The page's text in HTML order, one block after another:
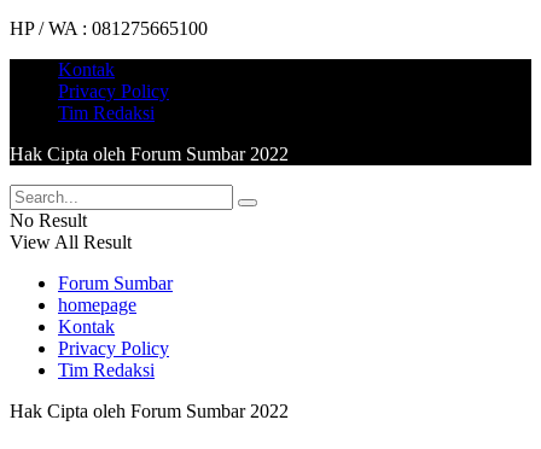
HP / WA : 081275665100
Kontak
Privacy Policy
Tim Redaksi
Hak Cipta oleh Forum Sumbar 2022
No Result
View All Result
Forum Sumbar
homepage
Kontak
Privacy Policy
Tim Redaksi
Hak Cipta oleh Forum Sumbar 2022